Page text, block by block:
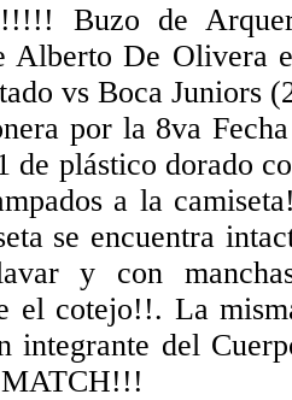
Buzo de
Alberto De Olivera
vs Boca Juniors
por la 8va
de plástico dorado
a la
se encuentra
y con
el cotejo!!. La
del